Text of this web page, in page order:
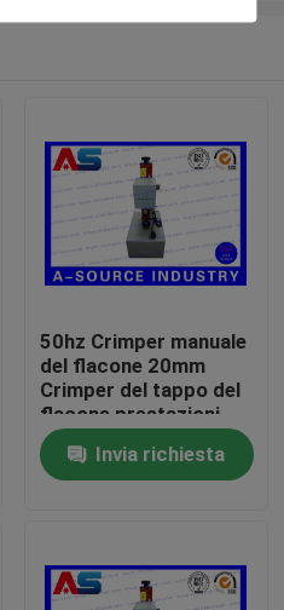
50hz Crimper manuale
del flacone 20mm
Crimper del tappo del
flacone prestazioni
stabili AC220V
macchina di crimping
del flacone
Invia richiesta